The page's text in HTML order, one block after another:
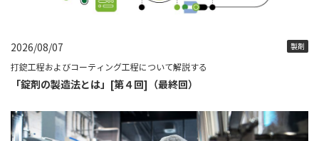
2026/08/07 製剤
打錠工程およびコーティング工程について解説する
「錠剤の製造法とは」[第４回]（最終回）